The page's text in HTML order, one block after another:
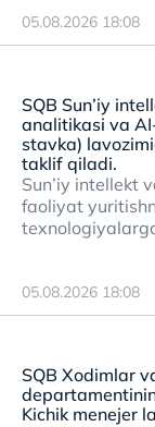
05.08.2026 18:08
SQB Sun’iy
analitikasi va
stavka)
taklif qiladi.
Sun’iy intellekt
faoliyat
05.08.2026 18:08
SQB Xodimlar
Kichik menejer